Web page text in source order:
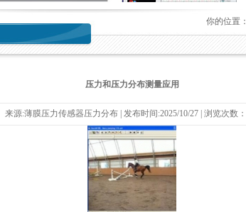
你的位置：
压力和压力分布测量应用
来源:薄膜压力传感器压力分布 | 发布时间:2025/10/27 | 浏览次数：